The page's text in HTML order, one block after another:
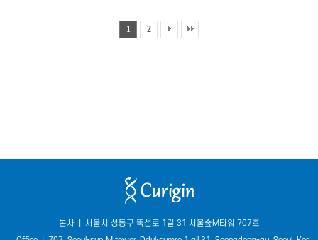
1 2
본사
서울시 성동구 뚝섬로 1길 31 서울숲M타워 707호